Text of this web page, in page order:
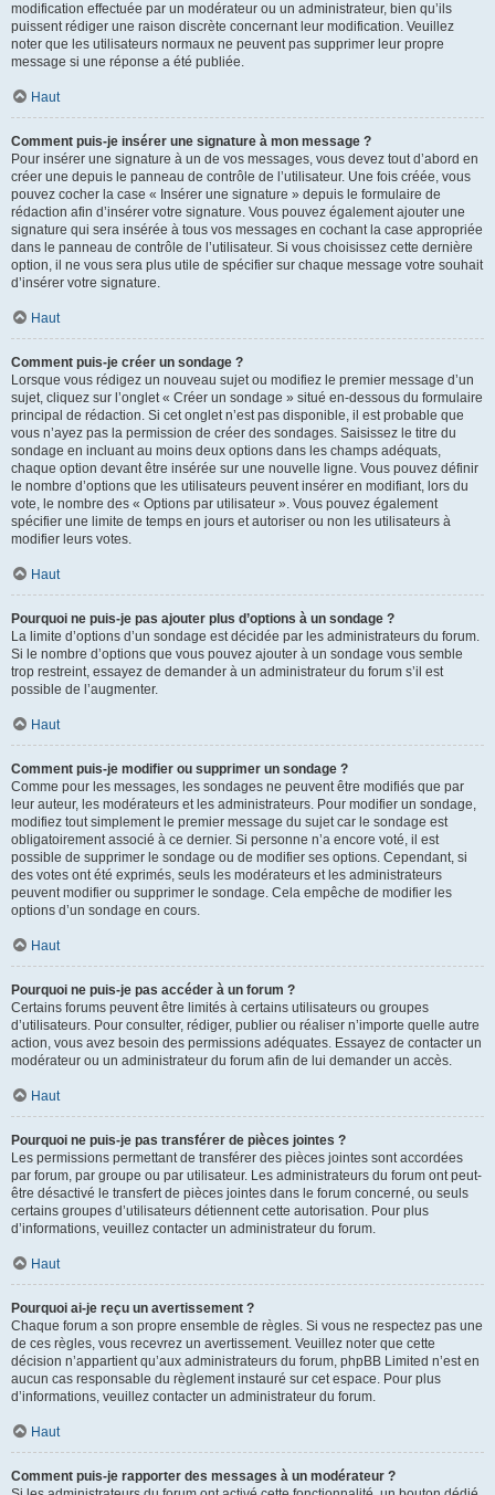
modification effectuée par un modérateur ou un administrateur, bien qu’ils
puissent rédiger une raison discrète concernant leur modification. Veuillez
noter que les utilisateurs normaux ne peuvent pas supprimer leur propre
message si une réponse a été publiée.
Haut
Comment puis-je insérer une signature à mon message ?
Pour insérer une signature à un de vos messages, vous devez tout d’abord en
créer une depuis le panneau de contrôle de l’utilisateur. Une fois créée, vous
pouvez cocher la case « Insérer une signature » depuis le formulaire de
rédaction afin d’insérer votre signature. Vous pouvez également ajouter une
signature qui sera insérée à tous vos messages en cochant la case appropriée
dans le panneau de contrôle de l’utilisateur. Si vous choisissez cette dernière
option, il ne vous sera plus utile de spécifier sur chaque message votre souhait
d’insérer votre signature.
Haut
Comment puis-je créer un sondage ?
Lorsque vous rédigez un nouveau sujet ou modifiez le premier message d’un
sujet, cliquez sur l’onglet « Créer un sondage » situé en-dessous du formulaire
principal de rédaction. Si cet onglet n’est pas disponible, il est probable que
vous n’ayez pas la permission de créer des sondages. Saisissez le titre du
sondage en incluant au moins deux options dans les champs adéquats,
chaque option devant être insérée sur une nouvelle ligne. Vous pouvez définir
le nombre d’options que les utilisateurs peuvent insérer en modifiant, lors du
vote, le nombre des « Options par utilisateur ». Vous pouvez également
spécifier une limite de temps en jours et autoriser ou non les utilisateurs à
modifier leurs votes.
Haut
Pourquoi ne puis-je pas ajouter plus d’options à un sondage ?
La limite d’options d’un sondage est décidée par les administrateurs du forum.
Si le nombre d’options que vous pouvez ajouter à un sondage vous semble
trop restreint, essayez de demander à un administrateur du forum s’il est
possible de l’augmenter.
Haut
Comment puis-je modifier ou supprimer un sondage ?
Comme pour les messages, les sondages ne peuvent être modifiés que par
leur auteur, les modérateurs et les administrateurs. Pour modifier un sondage,
modifiez tout simplement le premier message du sujet car le sondage est
obligatoirement associé à ce dernier. Si personne n’a encore voté, il est
possible de supprimer le sondage ou de modifier ses options. Cependant, si
des votes ont été exprimés, seuls les modérateurs et les administrateurs
peuvent modifier ou supprimer le sondage. Cela empêche de modifier les
options d’un sondage en cours.
Haut
Pourquoi ne puis-je pas accéder à un forum ?
Certains forums peuvent être limités à certains utilisateurs ou groupes
d’utilisateurs. Pour consulter, rédiger, publier ou réaliser n’importe quelle autre
action, vous avez besoin des permissions adéquates. Essayez de contacter un
modérateur ou un administrateur du forum afin de lui demander un accès.
Haut
Pourquoi ne puis-je pas transférer de pièces jointes ?
Les permissions permettant de transférer des pièces jointes sont accordées
par forum, par groupe ou par utilisateur. Les administrateurs du forum ont peut-
être désactivé le transfert de pièces jointes dans le forum concerné, ou seuls
certains groupes d’utilisateurs détiennent cette autorisation. Pour plus
d’informations, veuillez contacter un administrateur du forum.
Haut
Pourquoi ai-je reçu un avertissement ?
Chaque forum a son propre ensemble de règles. Si vous ne respectez pas une
de ces règles, vous recevrez un avertissement. Veuillez noter que cette
décision n’appartient qu’aux administrateurs du forum, phpBB Limited n’est en
aucun cas responsable du règlement instauré sur cet espace. Pour plus
d’informations, veuillez contacter un administrateur du forum.
Haut
Comment puis-je rapporter des messages à un modérateur ?